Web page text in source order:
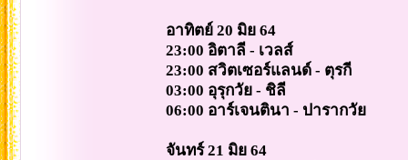
อาทิตย์ 20 มิย 64
23:00 อิตาลี - เวลส์
23:00 สวิตเซอร์แลนด์ - ตุรกี
03:00 อุรุกวัย - ชิลี
06:00 อาร์เจนตินา - ปารากวัย
จันทร์ 21 มิย 64